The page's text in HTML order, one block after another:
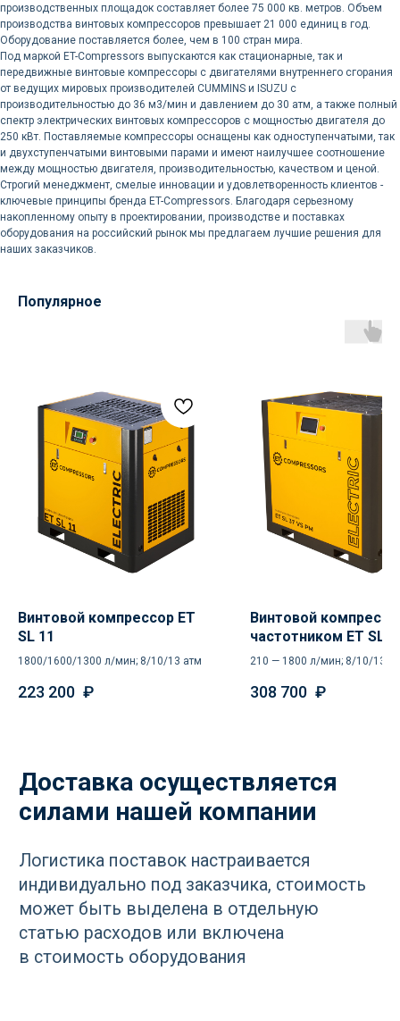
производственных площадок составляет более 75 000 кв. метров. Объем
производства винтовых компрессоров превышает 21 000 единиц в год.
Оборудование поставляется более, чем в 100 стран мира.
Под маркой ET-Compressors выпускаются как стационарные, так и
передвижные винтовые компрессоры с двигателями внутреннего сгорания
от ведущих мировых производителей CUMMINS и ISUZU с
производительностью до 36 м3/мин и давлением до 30 атм, а также полный
спектр электрических винтовых компрессоров с мощностью двигателя до
250 кВт. Поставляемые компрессоры оснащены как одноступенчатыми, так
и двухступенчатыми винтовыми парами и имеют наилучшее соотношение
между мощностью двигателя, производительностью, качеством и ценой.
Строгий менеджмент, смелые инновации и удовлетворенность клиентов -
ключевые принципы бренда ET-Compressors. Благодаря серьезному
накопленному опыту в проектировании, производстве и поставках
оборудования на российский рынок мы предлагаем лучшие решения для
наших заказчиков.
Популярное
Винтовой компрессор ET
SL 11
1800/1600/1300 л/мин; 8/10/13 атм
223 200 ₽
Винтовой
частотником ET SL
PM
210 — 1800 л/мин; 8/10/13/
308 700 ₽
Доставка осуществляется
силами нашей компании
Логистика поставок настраивается
индивидуально под заказчика, стоимость
может быть выделена в отдельную
статью расходов или включена
в стоимость оборудования
Ваше имя
+7
соглашаетесьс политикой
специалисты проконсультируют
и помогут в подборе
МЕНЮ
РАЗДЕЛЫ
Осушители
Фильтры
РЕКВИЗИТЫ
Политика
конфиденциальности